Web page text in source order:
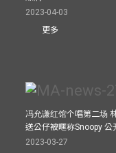
2023-04-03
更多
冯允谦红馆个唱第二场
送公仔被暱称Snoopy 公
2023-03-27